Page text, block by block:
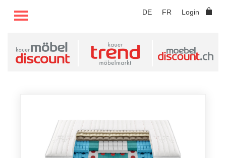
DE FR Login
TOGGLE MENU